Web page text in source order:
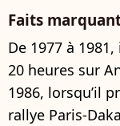
Faits
De 1977 à
20 heures sur
1986, lorsqu’il
rallye Paris-